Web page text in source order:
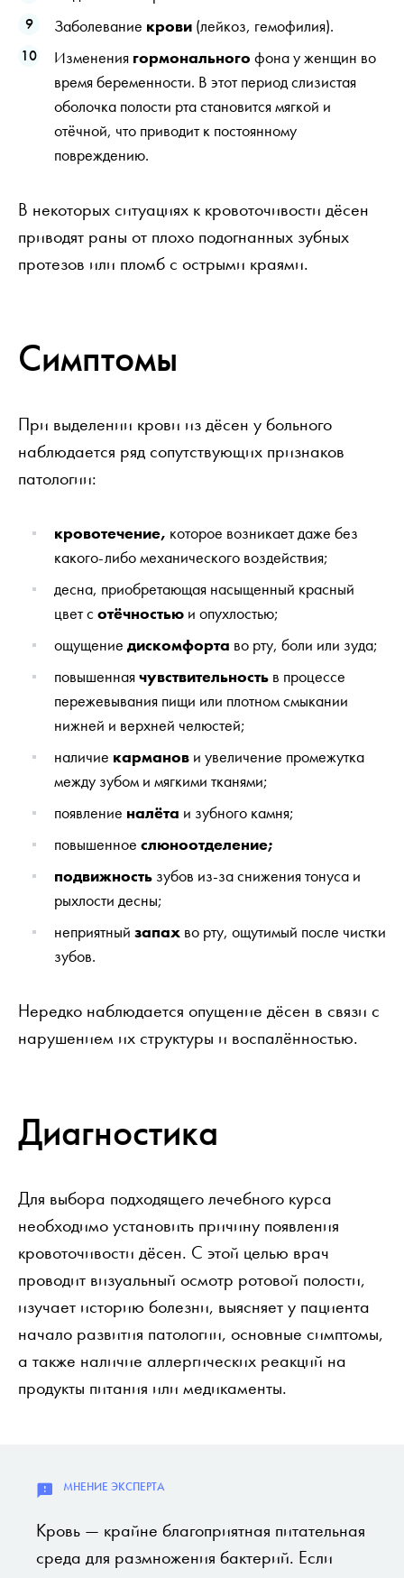
Заболевание крови (лейкоз, гемофилия).
Изменения гормонального фона у женщин во
время беременности. В этот период слизистая
оболочка полости рта становится мягкой и
отёчной, что приводит к постоянному
повреждению.
В некоторых ситуациях к кровоточивости дёсен
приводят раны от плохо подогнанных зубных
протезов или пломб с острыми краями.
Симптомы
При выделении крови из дёсен у больного
наблюдается ряд сопутствующих признаков
патологии:
кровотечение, которое возникает даже без
какого-либо механического воздействия;
десна, приобретающая насыщенный красный
цвет сотёчностью и опухлостью;
ощущение дискомфорта во рту, боли или зуда;
повышеннаячувствительность в процессе
пережевывания пищи или плотном смыкании
нижней и верхней челюстей;
наличие карманов и увеличение промежутка
между зубом и мягкими тканями;
появление налёта и зубного камня;
повышенное слюноотделение;
подвижность зубов из-за снижения тонуса и
рыхлости десны;
неприятный запах во рту, ощутимый после чистки
зубов.
Нередко наблюдается опущение дёсен в связи с
нарушением их структуры и воспалённостью.
Диагностика
Для выбора подходящего лечебного курса
необходимо установить причину появления
кровоточивости дёсен. С этой целью врач
проводит визуальный осмотр ротовой полости,
изучает историю болезни, выясняет у пациента
начало развития патологии, основные симптомы,
а также наличие аллергических реакций на
продукты питания или медикаменты.
Кровь — крайне благоприятная питательная
среда для размножения бактерий. Если